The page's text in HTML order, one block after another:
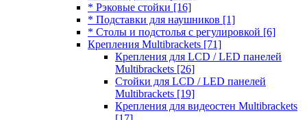
* Рэковые стойки [16]
* Подставки для наушников [1]
* Столы и подстолья с регулировкой [6]
Крепления Multibrackets [71]
Крепления для LCD / LED панелей
Multibrackets [26]
Стойки для LCD / LED панелей
Multibrackets [19]
Крепления для видеостен Multibrackets